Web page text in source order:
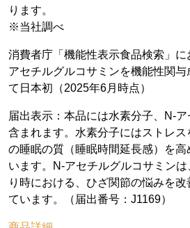
ります。
※当社調べ
消費者庁「機能性表示食品検索」
アセチルグルコサミンを機能性関
て日本初（2025年6月時点）
届出表示：本品には水素分子、N-
含まれます。水素分子にはストレ
の睡眠の質（睡眠時間延長感）を
います。N-アセチルグルコサミン
り時における、ひざ関節の悩みを
ています。（届出番号：J1169）